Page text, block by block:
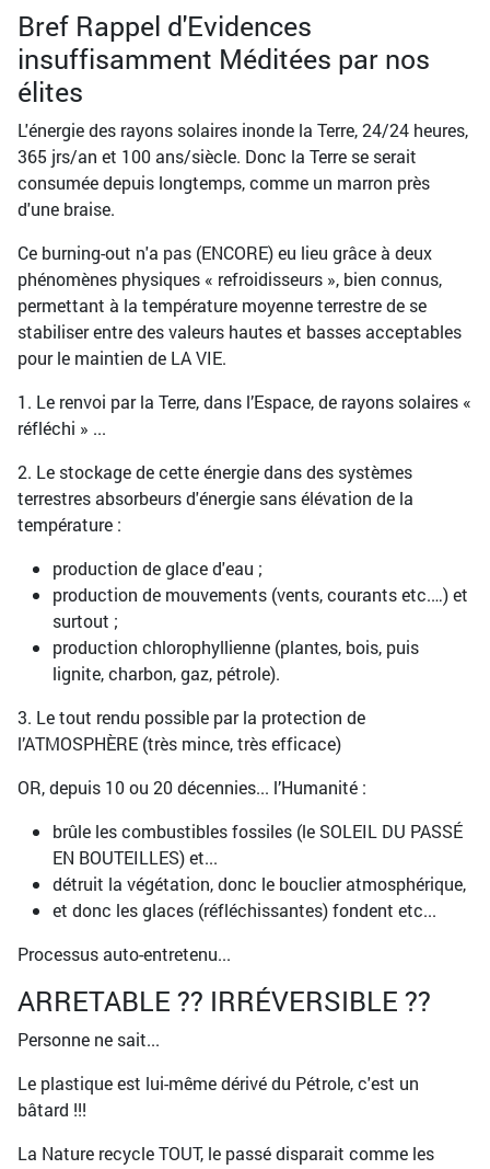
Bref Rappel d'Evidences
insuffisamment Méditées par nos
élites
L'énergie des rayons solaires inonde la Terre, 24/24 heures,
365 jrs/an et 100 ans/siècle. Donc la Terre se serait
consumée depuis longtemps, comme un marron près
d'une braise.
Ce burning-out n'a pas (ENCORE) eu lieu grâce à deux
phénomènes physiques « refroidisseurs », bien connus,
permettant à la température moyenne terrestre de se
stabiliser entre des valeurs hautes et basses acceptables
pour le maintien de LA VIE.
1. Le renvoi par la Terre, dans l’Espace, de rayons solaires «
réfléchi » ...
2. Le stockage de cette énergie dans des systèmes
terrestres absorbeurs d'énergie sans élévation de la
température :
production de glace d'eau ;
production de mouvements (vents, courants etc.…) et
surtout ;
production chlorophyllienne (plantes, bois, puis
lignite, charbon, gaz, pétrole).
3. Le tout rendu possible par la protection de
l’ATMOSPHÈRE (très mince, très efficace)
OR, depuis 10 ou 20 décennies... l’Humanité :
brûle les combustibles fossiles (le SOLEIL DU PASSÉ
EN BOUTEILLES) et...
détruit la végétation, donc le bouclier atmosphérique,
et donc les glaces (réfléchissantes) fondent etc...
Processus auto-entretenu...
ARRETABLE ?? IRRÉVERSIBLE ??
Personne ne sait...
Le plastique est lui-même dérivé du Pétrole, c'est un
bâtard !!!
La Nature recycle TOUT, le passé disparait comme les